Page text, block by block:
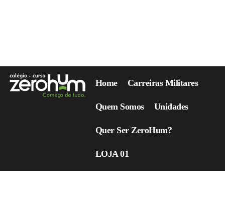
Home Carreiras Militares
Quem Somos Unidades
Quer Ser ZeroHum?
LOJA 01